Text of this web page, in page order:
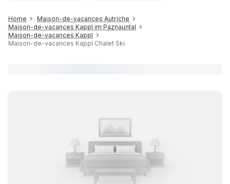
Home
Maison-de-vacances Autriche
Maison-de-vacances Kappl im Paznauntal
Maison-de-vacances Kappl
Maison-de-vacances Kappl Chalet Ski